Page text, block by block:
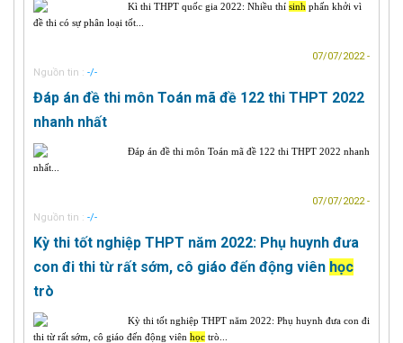
Kì thi THPT quốc gia 2022: Nhiều thí sinh phấn khởi vì
đề thi có sự phân loại tốt...
07/07/2022 -
Nguồn tin : -/-
Đáp án đề thi môn Toán mã đề 122 thi THPT 2022
nhanh nhất
Đáp án đề thi môn Toán mã đề 122 thi THPT 2022 nhanh
nhất...
07/07/2022 -
Nguồn tin : -/-
Kỳ thi tốt nghiệp THPT năm 2022: Phụ huynh đưa
con đi thi từ rất sớm, cô giáo đến động viên học
trò
Kỳ thi tốt nghiệp THPT năm 2022: Phụ huynh đưa con đi
thi từ rất sớm, cô giáo đến động viên học trò...